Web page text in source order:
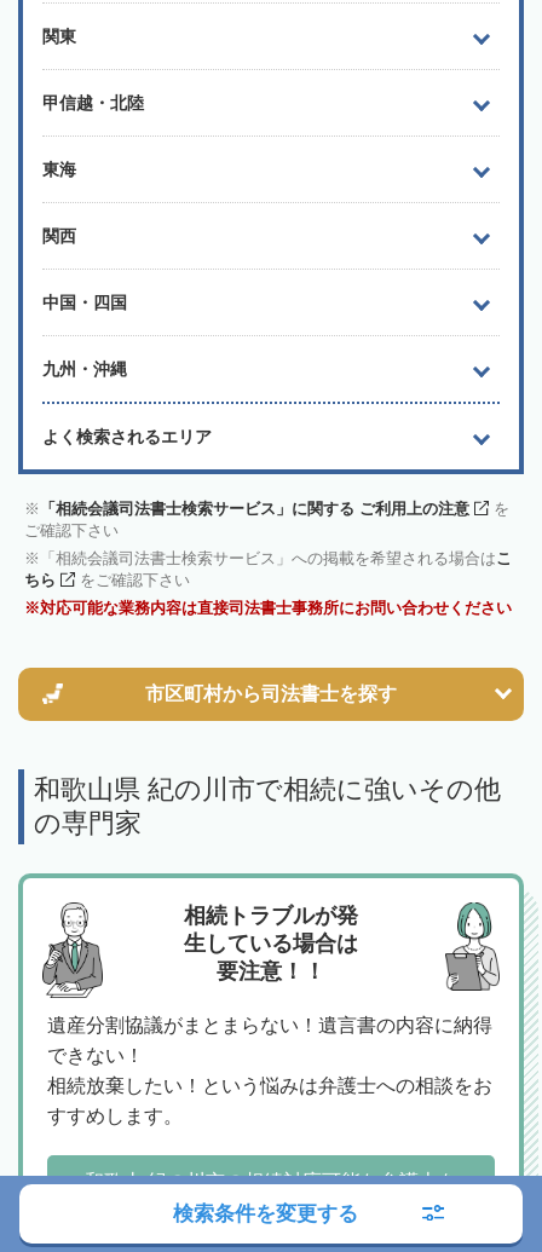
関東
甲信越・北陸
東海
関西
中国・四国
九州・沖縄
よく検索されるエリア
「相続会議司法書士検索サービス」に関する ご利用上の注意
を
ご確認下さい
「相続会議司法書士検索サービス」への掲載を希望される場合はこ
ちら
をご確認下さい
対応可能な業務内容は直接司法書士事務所にお問い合わせください
市区町村から司法書士を探す
和歌山県 紀の川市で相続に強いその他
の専門家
相続トラブルが発
生している場合は
要注意！！
遺産分割協議がまとまらない！遺言書の内容に納得
できない！
相続放棄したい！という悩みは弁護士への相談をお
すすめします。
和歌山 紀の川市の相続対応可能な弁護士を
探す
検索条件を変更する